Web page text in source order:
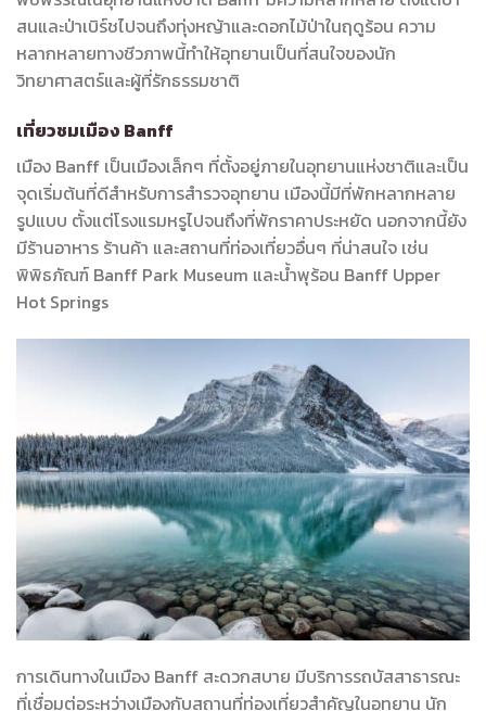
สนและป่าเบิร์ชไปจนถึงทุ่งหญ้าและดอกไม้ป่าในฤดูร้อน ความ
หลากหลายทางชีวภาพนี้ทำให้อุทยานเป็นที่สนใจของนัก
วิทยาศาสตร์และผู้ที่รักธรรมชาติ
เที่ยวชมเมือง Banff
เมือง Banff เป็นเมืองเล็กๆ ที่ตั้งอยู่ภายในอุทยานแห่งชาติและเป็น
จุดเริ่มต้นที่ดีสำหรับการสำรวจอุทยาน เมืองนี้มีที่พักหลากหลาย
รูปแบบ ตั้งแต่โรงแรมหรูไปจนถึงที่พักราคาประหยัด นอกจากนี้ยัง
มีร้านอาหาร ร้านค้า และสถานที่ท่องเที่ยวอื่นๆ ที่น่าสนใจ เช่น
พิพิธภัณฑ์ Banff Park Museum และน้ำพุร้อน Banff Upper
Hot Springs
การเดินทางในเมือง Banff สะดวกสบาย มีบริการรถบัสสาธารณะ
ที่เชื่อมต่อระหว่างเมืองกับสถานที่ท่องเที่ยวสำคัญในอุทยาน นัก